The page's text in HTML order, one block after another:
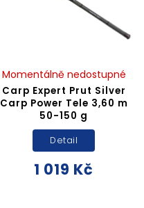
Carp Expert Prut Silver
Carp Power Tele 3,60 m
50-150 g
Momentálně nedostupné
1 019 Kč
Detail